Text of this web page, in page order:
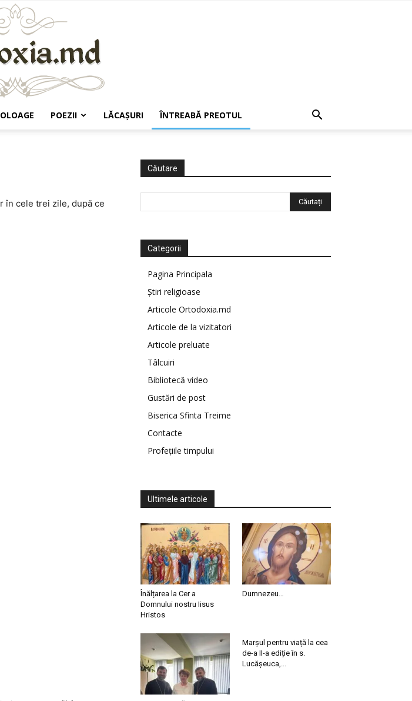
POEZII LĂCAŞURI ÎNTREABĂ PREOTUL
în cele trei zile, după ce
Căutare
Categorii
Pagina Principala
Știri religioase
Articole Ortodoxia.md
Articole de la vizitatori
Articole preluate
Tâlcuiri
Bibliotecă video
Gustări de post
Biserica Sfinta Treime
Contacte
Profețiile timpului
Ultimele articole
Înălțarea la Cer a
Domnului nostru Iisus
Hristos
Dumnezeu…
Marșul pentru viață la cea
de-a II-a ediție în s.
Lucășeuca,...